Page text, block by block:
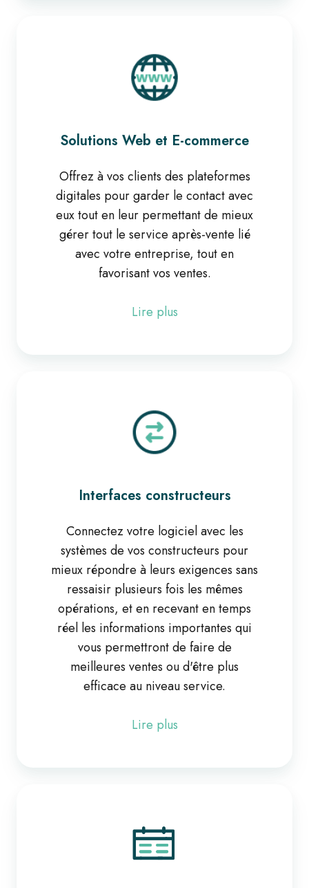
Solutions Web et E-commerce
Offrez à vos clients des plateformes
digitales pour garder le contact avec
eux tout en leur permettant de mieux
gérer tout le service après-vente lié
avec votre entreprise, tout en
favorisant vos ventes.
Lire plus
et
E-
commerce
Interfaces constructeurs
Connectez votre logiciel avec les
systèmes de vos constructeurs pour
mieux répondre à leurs exigences sans
ressaisir plusieurs fois les mêmes
opérations, et en recevant en temps
réel les informations importantes qui
vous permettront de faire de
meilleures ventes ou d'être plus
efficace au niveau service.
Lire plus